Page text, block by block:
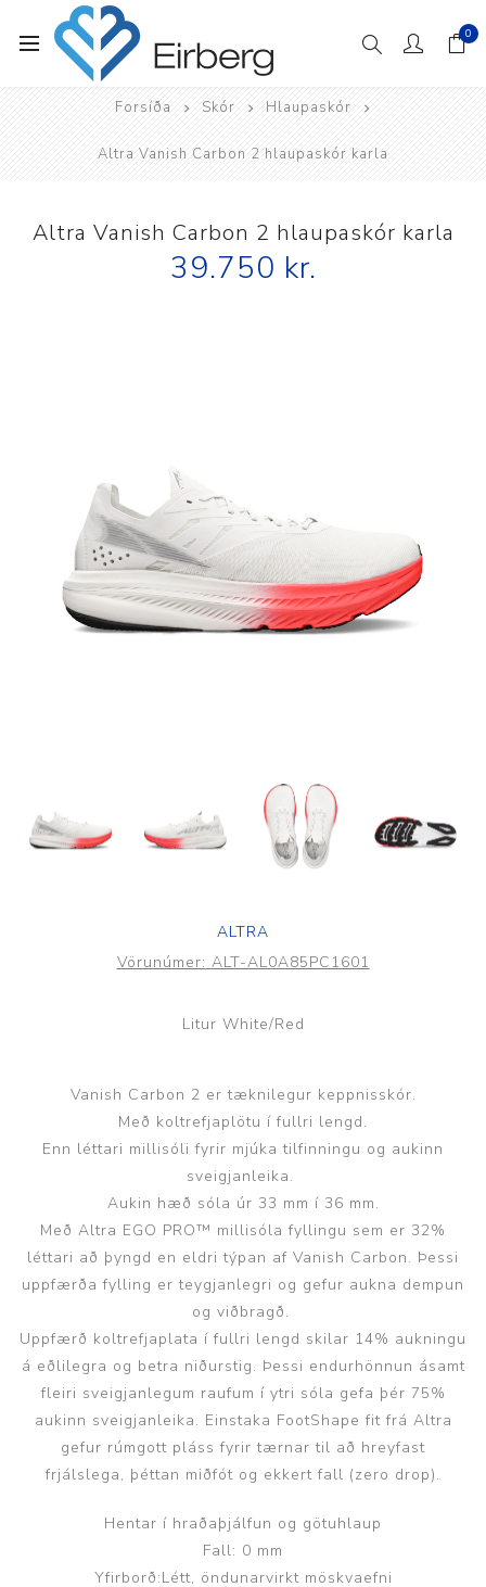
0
Forsíða Skór Hlaupaskór
Altra Vanish Carbon 2 hlaupaskór karla
Altra Vanish Carbon 2 hlaupaskór karla
39.750 kr.
ALTRA
Vörunúmer: ALT-AL0A85PC1601
Litur White/Red
Vanish Carbon 2 er tæknilegur keppnisskór.
Með koltrefjaplötu í fullri lengd.
Enn léttari millisóli fyrir mjúka tilfinningu og aukinn
sveigjanleika.
Aukin hæð sóla úr 33 mm í 36 mm.
Með Altra EGO PRO™ millisóla fyllingu sem er 32%
léttari að þyngd en eldri týpan af Vanish Carbon. Þessi
uppfærða fylling er teygjanlegri og gefur aukna dempun
og viðbragð.
Uppfærð koltrefjaplata í fullri lengd skilar 14% aukningu
á eðlilegra og betra niðurstig. Þessi endurhönnun ásamt
fleiri sveigjanlegum raufum í ytri sóla gefa þér 75%
aukinn sveigjanleika. Einstaka FootShape fit frá Altra
gefur rúmgott pláss fyrir tærnar til að hreyfast
frjálslega, þéttan miðfót og ekkert fall (zero drop).
Hentar í hraðaþjálfun og götuhlaup
Fall: 0 mm
Yfirborð:Létt, öndunarvirkt möskvaefni